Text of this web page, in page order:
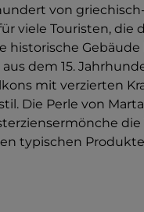
von
viele Touristen, die
historische
dem 15.
mit verzierten
Die Perle von
die
typischen